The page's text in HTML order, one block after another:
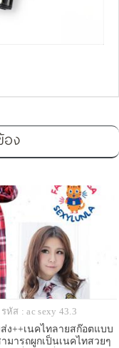
อง
รหัส : ac sexy 43.3
ง++เนคไทลายสก๊อตแบบ
ามารถผูกเป็นเนคไทสวยๆ